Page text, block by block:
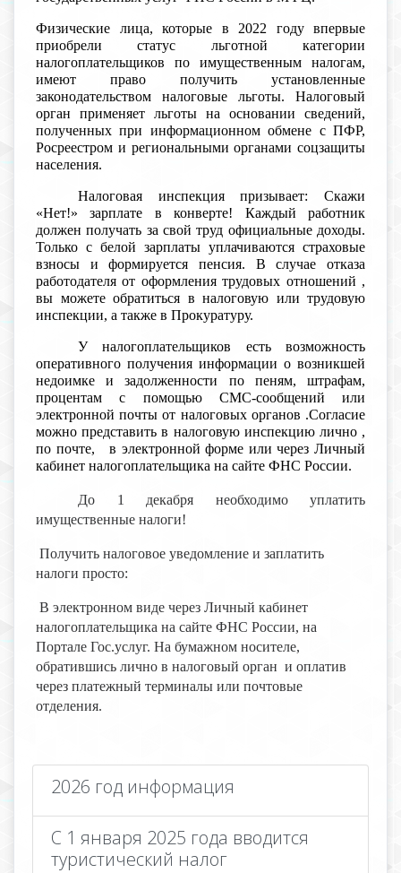
Физические лица, которые в 2022 году впервые
приобрели статус льготной категории
налогоплательщиков по имущественным налогам,
имеют право получить установленные
законодательством налоговые льготы. Налоговый
орган применяет льготы на основании сведений,
полученных при информационном обмене с ПФР,
Росреестром и региональными органами соцзащиты
населения.
Налоговая инспекция призывает: Скажи
«Нет!» зарплате в конверте! Каждый работник
должен получать за свой труд официальные доходы.
Только с белой зарплаты уплачиваются страховые
взносы и формируется пенсия. В случае отказа
работодателя от оформления трудовых отношений ,
вы можете обратиться в налоговую или трудовую
инспекции, а также в Прокуратуру.
У налогоплательщиков есть возможность
оперативного получения информации о возникшей
недоимке и задолженности по пеням, штрафам,
процентам с помощью СМС-сообщений или
электронной почты от налоговых органов .Согласие
можно представить в налоговую инспекцию лично ,
по почте, в электронной форме или через Личный
кабинет налогоплательщика на сайте ФНС России.
До 1 декабря необходимо уплатить
имущественные налоги!
Получить налоговое уведомление и заплатить
налоги просто:
В электронном виде через Личный кабинет
налогоплательщика на сайте ФНС России, на
Портале Гос.услуг. На бумажном носителе,
обратившись лично в налоговый орган и оплатив
через платежный терминалы или почтовые
отделения.
2026 год информация
С 1 января 2025 года вводится
туристический налог